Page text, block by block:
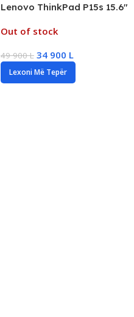
Lenovo ThinkPad P15s 15.6″
i7 Gen10, 16GB DDR4, 512GB
P520/2GB
Out of stock
49 900L 34 900 L
Lexoni Më Tepër